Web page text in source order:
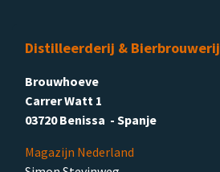
Distilleerderij & Bierbrouwerij
Brouwhoeve
Carrer Watt 1
03720 Benissa - Spanje
Magazijn Nederland